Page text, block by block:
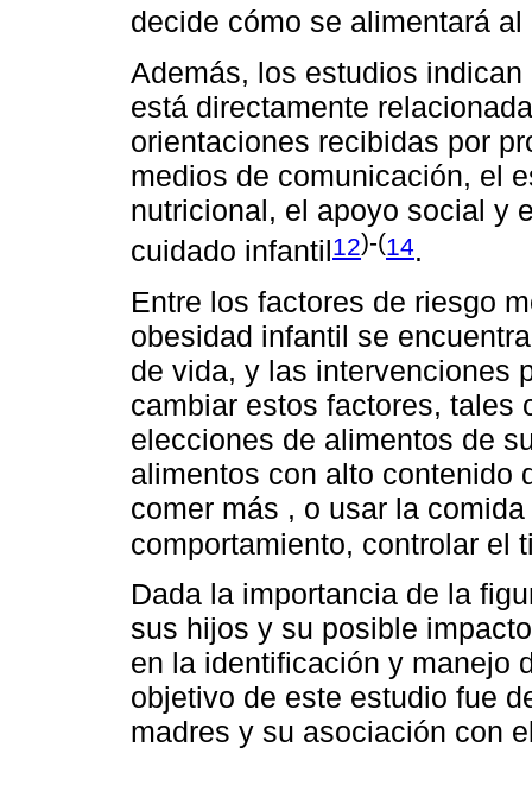
decide cómo se alimentará al
Además, los estudios
está directamente
orientaciones recibidas por
medios de comunicación, el
nutricional, el apoyo social y
cuidado infantil12)-(14.
Entre los factores de riesgo
obesidad infantil se
de vida, y las intervenciones
cambiar estos factores, tales
elecciones de alimentos de
alimentos con alto contenido
comer más , o usar la
comportamiento, controlar el
Dada la importancia de la
sus hijos y su posible
en la identificación y manejo
objetivo de este estudio fue
madres y su asociación con